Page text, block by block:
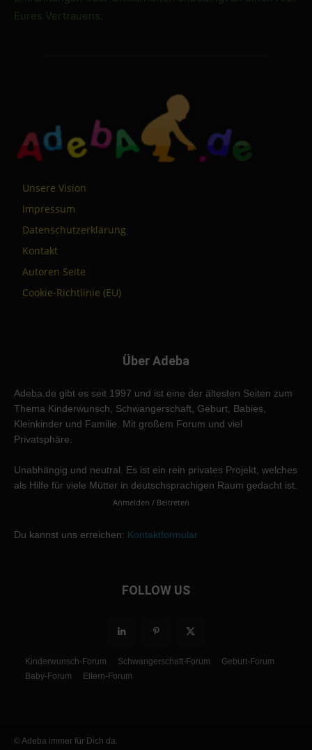
Eures Vertrauens.
Unsere Vision
Impressum
Datenschutzerklärung
Kontakt
Autoren Seite
Cookie-Richtlinie (EU)
Über Adeba
Adeba.de gibt es seit 1997 und ist eine der ältesten Seiten zum
Thema Kinderwunsch, Schwangerschaft, Geburt, Babies,
Kleinkinder und Familie. Mit großem Forum und viel
Privatsphäre.
Unabhängig und neutral. Es ist ein rein privates Projekt, welches
als Hilfe für viele Mütter in deutschsprachigen Raum gedacht ist.
Anmelden / Beitreten
Du kannst uns erreichen: Kontaktformular
FOLLOW US
Kinderwunsch-Forum Schwangerschaft-Forum
Geburt-Forum
Baby-Forum
Eltern-Forum
© Adeba immer für Dich da.